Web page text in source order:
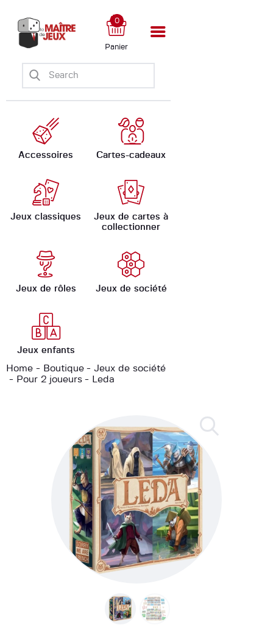
Panier
0
Accessoires Cartes-cadeaux
Jeux classiques
Jeux de cartes à
collectionner
Jeux de rôles Jeux de société
Jeux enfants
Home Boutique
Jeux de société
Pour 2 joueurs
Leda
Accueil
Boutique
Ateliers
Évènements
Ludomate